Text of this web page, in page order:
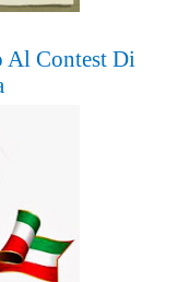
Al Contest Di